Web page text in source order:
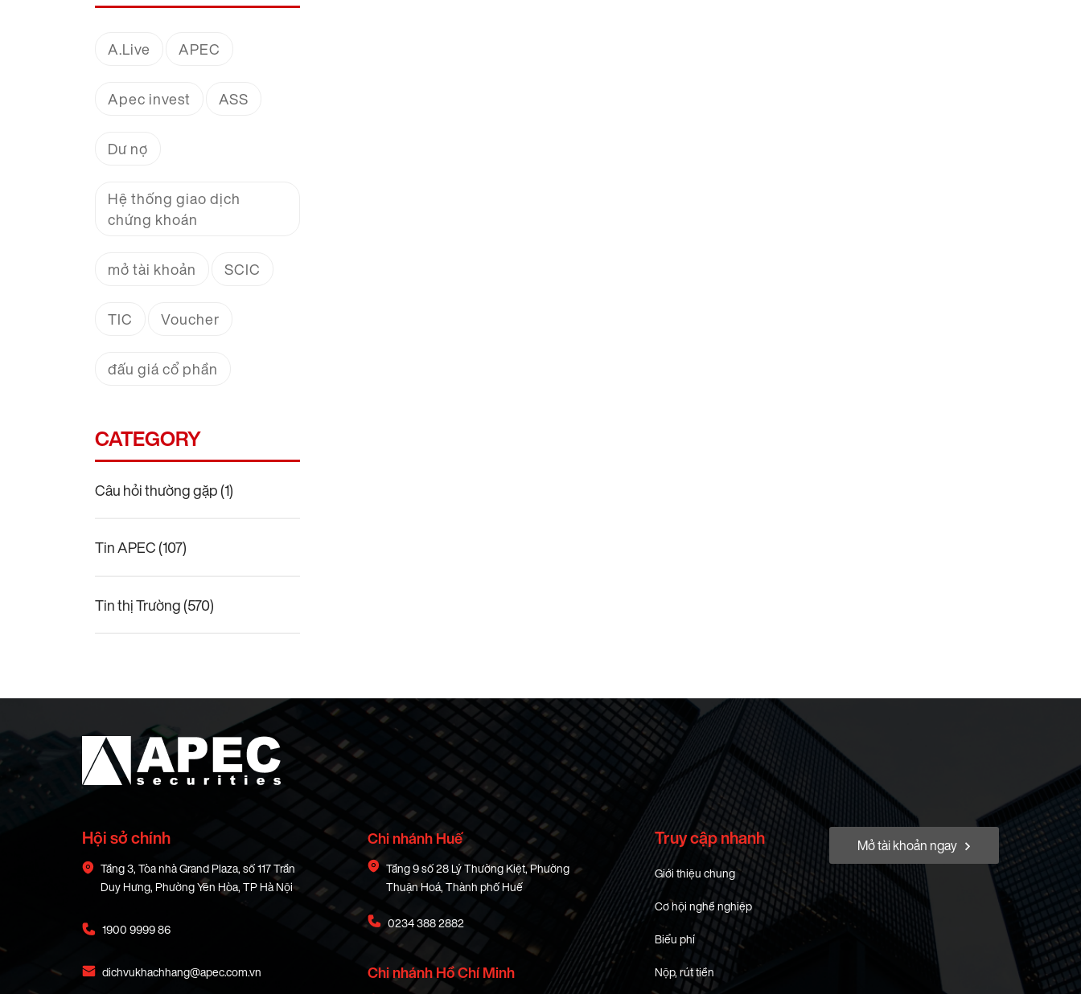
A.Live APEC
Apec invest ASS
Dư nợ
Hệ thống giao dịch
chứng khoán
mở tài khoản SCIC
TIC Voucher
đấu giá cổ phần
CATEGORY
Câu hỏi thường gặp(1)
Tin APEC(107)
Tin thị Trường(570)
Mở tài khoản ngay
Hội sở chính
Tầng 3, Tòa nhà Grand Plaza, số 117 Trần
Duy Hưng, Phường Yên Hòa, TP Hà Nội
1900 9999 86
dichvukhachhang@apec.com.vn
Chi nhánh Huế
Tầng 9 số 28 Lý Thường Kiệt, Phường
Thuận Hoá, Thành phố Huế
0234 388 2882
Chi nhánh Hồ Chí Minh
Truy cập nhanh
Giới thiệu chung
Cơ hội nghề nghiệp
Biểu phí
Nộp, rút tiền